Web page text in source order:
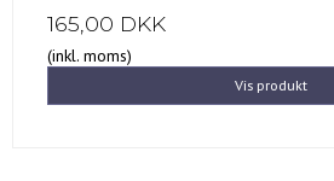
165,00 DKK
(inkl. moms)
Vis produkt